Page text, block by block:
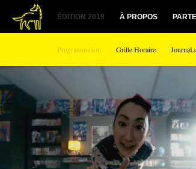
ÉDITION 2019
Programmation Grille Horaire
À PROPOS